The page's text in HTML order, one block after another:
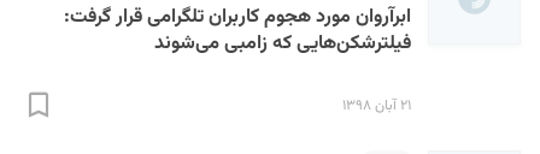
ابرآروان مورد هجوم کاربران تلگرامی قرار گرفت:
فیلترشکن‌هایی که زامبی می‌شوند
۲۱ آبان ۱۳۹۸